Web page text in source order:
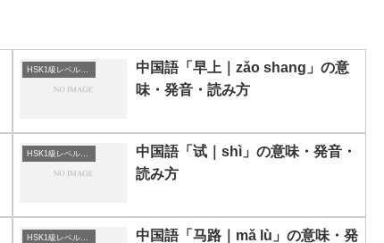
中国語「早上｜zǎo shang」の意
味・発音・読み方
中国語「试｜shì」の意味・発音・
読み方
中国語「马路｜mǎ lù」の意味・発